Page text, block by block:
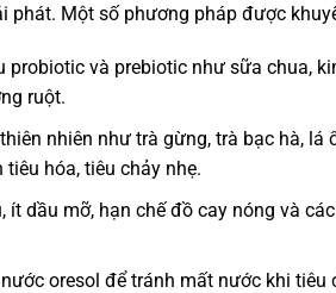
phát. Một số phương pháp được
probiotic và prebiotic như sữa chua,
ruột.
nhiên như trà gừng, trà bạc hà,
hóa, tiêu chảy nhẹ.
ít dầu mỡ, hạn chế đồ cay nóng và
oresol để tránh mất nước khi tiêu